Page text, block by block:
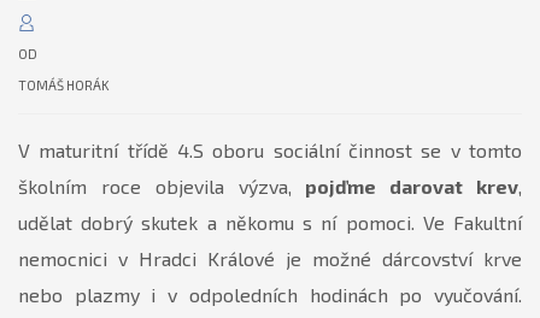
OD
TOMÁŠ HORÁK
V maturitní třídě 4.S oboru sociální činnost se v tomto
školním roce objevila výzva, pojďme darovat krev,
udělat dobrý skutek a někomu s ní pomoci. Ve Fakultní
nemocnici v Hradci Králové je možné dárcovství krve
nebo plazmy i v odpoledních hodinách po vyučování.